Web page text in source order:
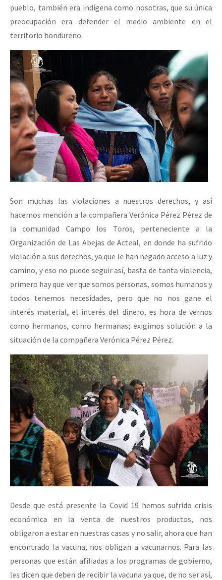
pueblo, también era indígena como nosotras, que su única
preocupación era defender el medio ambiente en el
territorio hondureño.
Son muchas las violaciones a nuestros derechos, y así
hacemos mención a la compañera Verónica Pérez Pérez de
la comunidad Campo los Toros, perteneciente a la
Organización de Las Abejas de Acteal, en donde ha sufrido
violación a sus derechos, ya que le han negado acceso a luz y
camino, y eso no puede seguir así, basta de tanta violencia,
primero hay que ver que somos personas, somos humanos y
todos tenemos necesidades, pero que no nos gane el
interés material, el interés del dinero, es hora de vernos
como hermanos, como hermanas; exigimos solución a la
situación de la compañera Verónica Pérez Pérez.
Desde que está presente la Covid 19 hemos sufrido crisis
económica en la venta de nuestros productos, nos
obligaron a estar en nuestras casas y no salir, ahora que han
encontrado la vacuna, nos obligan a vacunarnos. Para las
personas que están afiliadas a los programas de gobierno,
les dicen que deben de recibir la vacuna ya que, de no ser así,